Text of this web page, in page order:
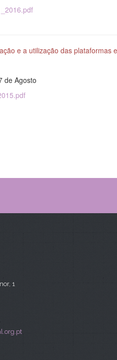
e a utilização das plataformas
de Agosto
1